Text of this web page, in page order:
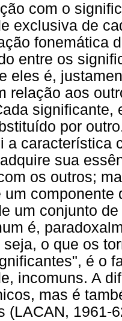
com o
exclusiva de
fonemática
entre os
eles é,
relação aos
significante,
por
a característica
sua
os outros;
um
um conjunto
é,
seja, o que os
é o
incomuns. A
mas é
(LACAN, 1961-